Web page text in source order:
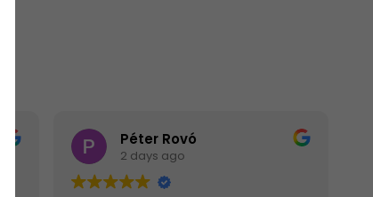
K Szarvas
2 days ago